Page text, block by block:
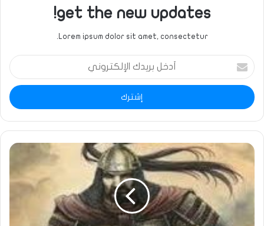
get the new updates!
Lorem ipsum dolor sit amet, consectetur.
أدخل
بريدك
الإلكتروني